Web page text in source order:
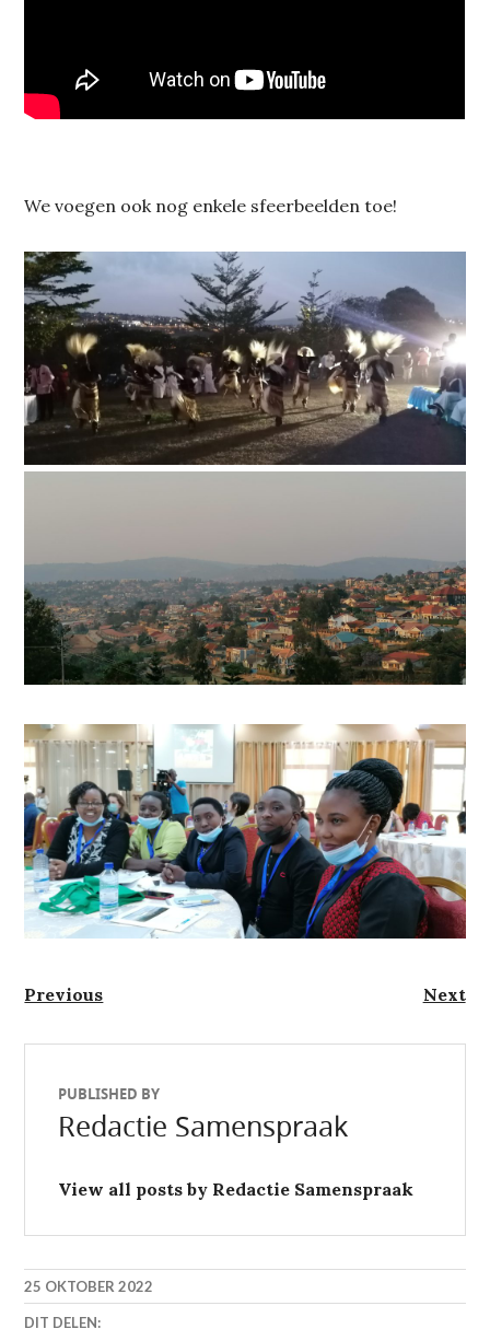
We voegen ook nog enkele sfeerbeelden toe!
Berichtnavigatie
Previous
post:
Next
post:
PUBLISHED BY
Redactie Samenspraak
View all posts by Redactie Samenspraak
25 OKTOBER 2022
DIT DELEN: